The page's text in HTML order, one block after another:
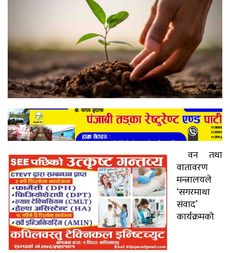
वन तथा
वातावरण
मन्त्रालयले
‘सगरमाथा
संवाद’
कार्यक्रमको